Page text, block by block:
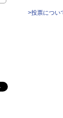
>投票につい